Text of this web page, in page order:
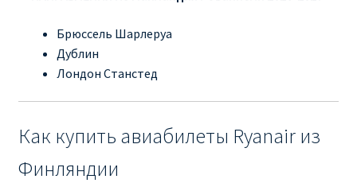
Кипр
КУПИТЬ АВИАБИЛЕТЫ ДЕШЕВО
Париж
ПРАВИЛА РЕГИСТРАЦИИ
Брюссель Шарлеруа
Дублин
Лондон Станстед
Как купить авиабилеты Ryanair из
Финляндии